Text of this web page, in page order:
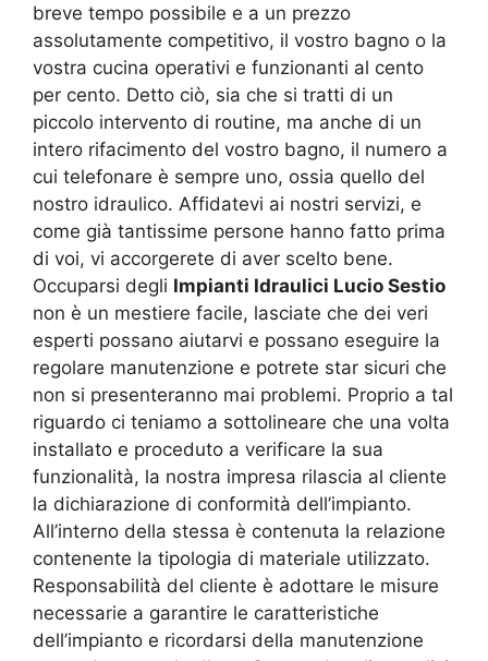
breve tempo possibile e a un prezzo
assolutamente competitivo, il vostro bagno o la
vostra cucina operativi e funzionanti al cento
per cento. Detto ciò, sia che si tratti di un
piccolo intervento di routine, ma anche di un
intero rifacimento del vostro bagno, il numero a
cui telefonare è sempre uno, ossia quello del
nostro idraulico. Affidatevi ai nostri servizi, e
come già tantissime persone hanno fatto prima
di voi, vi accorgerete di aver scelto bene.
Occuparsi degli Impianti Idraulici Lucio Sestio
non è un mestiere facile, lasciate che dei veri
esperti possano aiutarvi e possano eseguire la
regolare manutenzione e potrete star sicuri che
non si presenteranno mai problemi. Proprio a tal
riguardo ci teniamo a sottolineare che una volta
installato e proceduto a verificare la sua
funzionalità, la nostra impresa rilascia al cliente
la dichiarazione di conformità dell’impianto.
All’interno della stessa è contenuta la relazione
contenente la tipologia di materiale utilizzato.
Responsabilità del cliente è adottare le misure
necessarie a garantire le caratteristiche
dell’impianto e ricordarsi della manutenzione